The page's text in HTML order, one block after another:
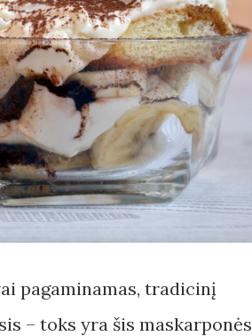
pagaminamas, tradicinį
– toks yra šis maskarponės